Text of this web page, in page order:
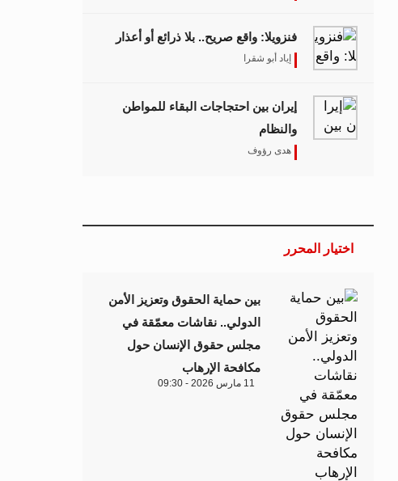
فنزويلا: واقع صريح.. بلا ذرائع أو أعذار
إياد أبو شقرا
إيران بين احتجاجات البقاء للمواطن
والنظام
هدى رؤوف
اختيار المحرر
بين حماية الحقوق وتعزيز الأمن
الدولي.. نقاشات معمّقة في
مجلس حقوق الإنسان حول
مكافحة الإرهاب
11 مارس 2026 - 09:30